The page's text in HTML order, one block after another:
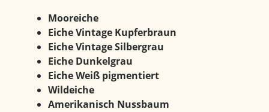
Mooreiche
Eiche Vintage Kupferbraun
Eiche Vintage Silbergrau
Eiche Dunkelgrau
Eiche Weiß pigmentiert
Wildeiche
Amerikanisch Nussbaum